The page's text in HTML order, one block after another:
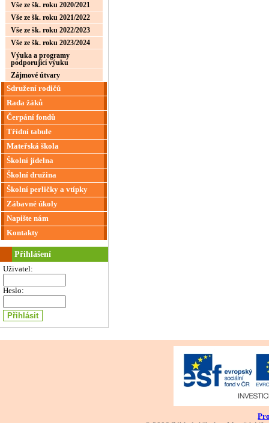
Vše ze šk. roku 2020/2021
Vše ze šk. roku 2021/2022
Vše ze šk. roku 2022/2023
Vše ze šk. roku 2023/2024
Výuka a programy
podporující výuku
Zájmové útvary
Sdružení rodičů
Rada žáků
Čerpání fondů
Třídní tabule
Mateřská škola
Školní jídelna
Školní družina
Školní perličky a vtípky
Zábavné úkoly
Napište nám
Kontakty
Přihlášení
Uživatel:
Heslo: